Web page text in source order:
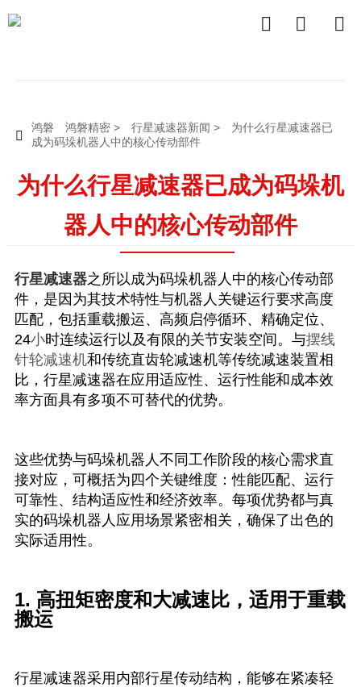
  

鸿磐 鸿磐精密> 行星减速器新闻 >
为什么行星减速器已
成为码垛机器人中的核心传动部件
为什么行星减速器已成为码垛机
器人中的核心传动部件
行星减速器之所以成为码垛机器人中的核心传动部
件，是因为其技术特性与机器人关键运行要求高度
匹配，包括重载搬运、高频启停循环、精确定位、
24小时连续运行以及有限的关节安装空间。与摆线
针轮减速机和传统直齿轮减速机等传统减速装置相
比，行星减速器在应用适应性、运行性能和成本效
率方面具有多项不可替代的优势。
这些优势与码垛机器人不同工作阶段的核心需求直
接对应，可概括为四个关键维度：性能匹配、运行
可靠性、结构适应性和经济效率。每项优势都与真
实的码垛机器人应用场景紧密相关，确保了出色的
实际适用性。
1. 高扭矩密度和大减速比，适用于重载
搬运
行星减速器采用内部行星传动结构，能够在紧凑轻